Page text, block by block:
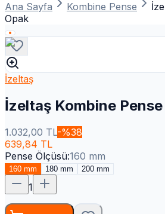
Ana Sayfa Kombine Pense
Opak
İzeltaş
İzeltaş Kombine
1.032,00 TL-%38
639,84 TL
Pense Ölçüsü:160 mm
160 mm 180 mm 200 mm
1